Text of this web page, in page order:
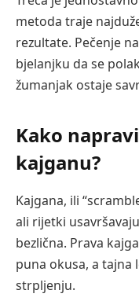
metoda traje
rezultate. Pečenje
bjelanjku da se
žumanjak ostaje
Kako
kajganu?
Kajgana, ili
ali rijetki
bezlična. Prava
puna okusa, a tajna
strpljenju.